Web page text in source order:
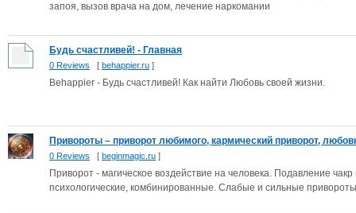
запоя, вызов врача на дом, лечение наркомании
Будь счастливей! - Главная
0 Reviews [ behappier.ru ]
Behappier - Будь счастливей! Как найти Любовь своей жизни.
Привороты – приворот любимого, кармический приворот,
0 Reviews [ beginmagic.ru ]
Приворот - магическое воздействие на человека. Подавление
психологические, комбинированные. Слабые и сильные